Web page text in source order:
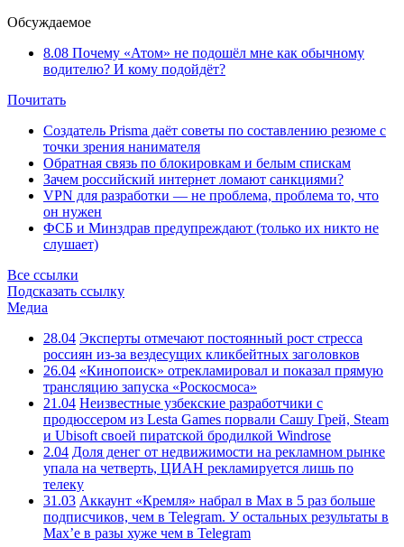
Обсуждаемое
8.08 Почему «Атом» не подошёл мне как обычному
водителю? И кому подойдёт?
Почитать
Создатель Prisma даёт советы по составлению резюме с
точки зрения нанимателя
Обратная связь по блокировкам и белым спискам
Зачем российский интернет ломают санкциями?
VPN для разработки — не проблема, проблема то, что
он нужен
ФСБ и Минздрав предупреждают (только их никто не
слушает)
Все ссылки
Подсказать ссылку
Медиа
28.04 Эксперты отмечают постоянный рост стресса
россиян из-за вездесущих кликбейтных заголовков
26.04 «Кинопоиск» отрекламировал и показал прямую
трансляцию запуска «Роскосмоса»
21.04 Неизвестные узбекские разработчики с
продюссером из Lesta Games порвали Сашу Грей, Steam
и Ubisoft своей пиратской бродилкой Windrose
2.04 Доля денег от недвижимости на рекламном рынке
упала на четверть, ЦИАН рекламируется лишь по
телеку
31.03 Аккаунт «Кремля» набрал в Max в 5 раз больше
подписчиков, чем в Telegram. У остальных результаты в
Max’е в разы хуже чем в Telegram